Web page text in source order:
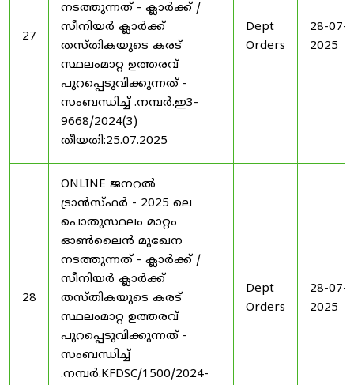
27
നടത്തുന്നത് - ക്ലാർക്ക് /
സീനിയർ ക്ലാർക്ക്
തസ്തികയുടെ കരട്
സ്ഥലംമാറ്റ ഉത്തരവ്
പുറപ്പെടുവിക്കുന്നത് -
സംബന്ധിച്ച് .നമ്പർ.ഇ3-
9668/2024(3)
തീയതി:25.07.2025
Dept
Orders
28-07-
2025
28
ONLINE ജനറൽ
ട്രാൻസ്ഫർ - 2025 ലെ
പൊതുസ്ഥലം മാറ്റം
ഓൺലൈൻ മുഖേന
നടത്തുന്നത് - ക്ലാർക്ക് /
സീനിയർ ക്ലാർക്ക്
തസ്തികയുടെ കരട്
സ്ഥലംമാറ്റ ഉത്തരവ്
പുറപ്പെടുവിക്കുന്നത് -
സംബന്ധിച്ച്
.നമ്പർ.KFDSC/1500/2024-
Dept
Orders
28-07-
2025